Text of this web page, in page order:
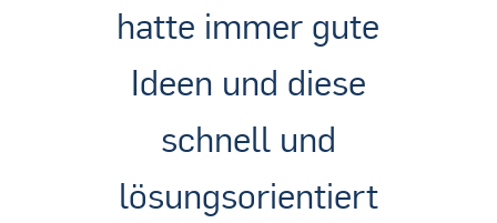
hatte immer gute
Ideen und diese
schnell und
lösungsorientiert